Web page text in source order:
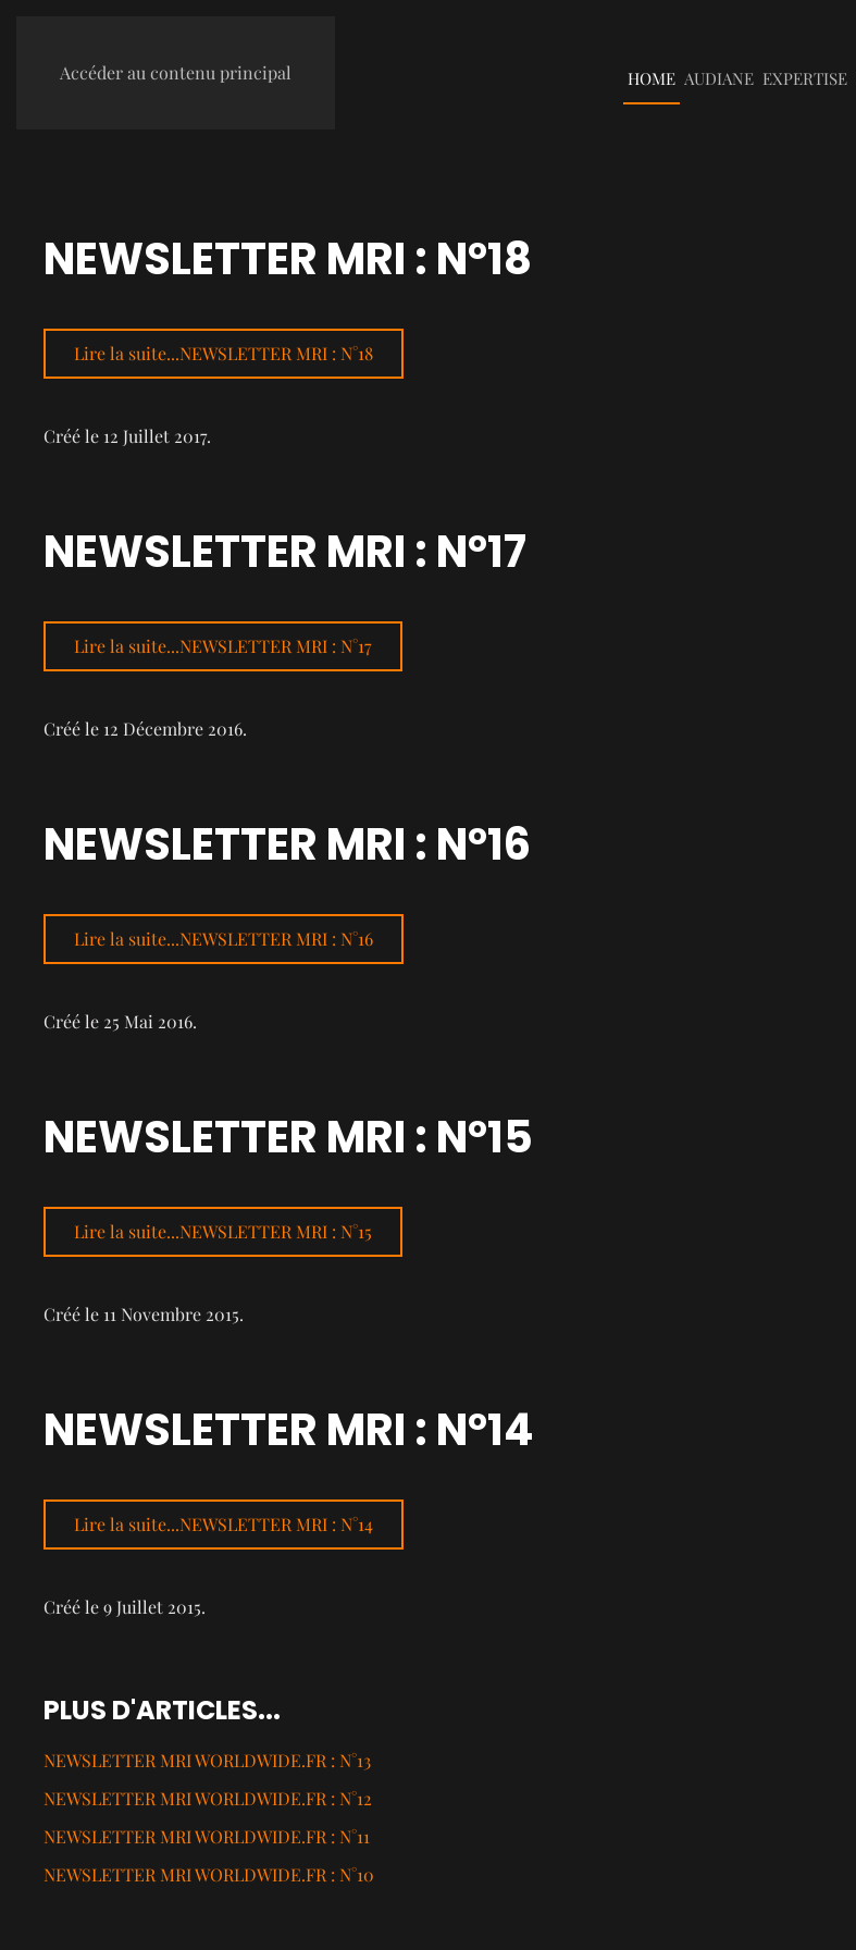
Accéder au contenu principal HOME AUDIANE EXPERTISE
NEWSLETTER MRI : N°18
Lire la suite...NEWSLETTER MRI : N°18
Créé le 12 Juillet 2017.
NEWSLETTER MRI : N°17
Lire la suite...NEWSLETTER MRI : N°17
Créé le 12 Décembre 2016.
NEWSLETTER MRI : N°16
Lire la suite...NEWSLETTER MRI : N°16
Créé le 25 Mai 2016.
NEWSLETTER MRI : N°15
Lire la suite...NEWSLETTER MRI : N°15
Créé le 11 Novembre 2015.
NEWSLETTER MRI : N°14
Lire la suite...NEWSLETTER MRI : N°14
Créé le9 Juillet 2015.
PLUS D'ARTICLES...
NEWSLETTER MRI WORLDWIDE.FR : N°13
NEWSLETTER MRI WORLDWIDE.FR : N°12
NEWSLETTER MRI WORLDWIDE.FR : N°11
NEWSLETTER MRI WORLDWIDE.FR : N°10